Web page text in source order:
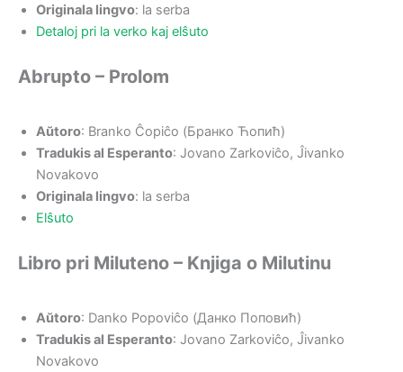
Originala lingvo: la serba
Detaloj pri la verko kaj elŝuto
Abrupto – Prolom
Aŭtoro: Branko Ĉopiĉo (Бранко Ћопић)
Tradukis al Esperanto: Jovano Zarkoviĉo, Ĵivanko
Novakovo
Originala lingvo: la serba
Elŝuto
Libro pri Miluteno – Knjiga o Milutinu
Aŭtoro: Danko Popoviĉo (Данко Поповић)
Tradukis al Esperanto: Jovano Zarkoviĉo, Ĵivanko
Novakovo